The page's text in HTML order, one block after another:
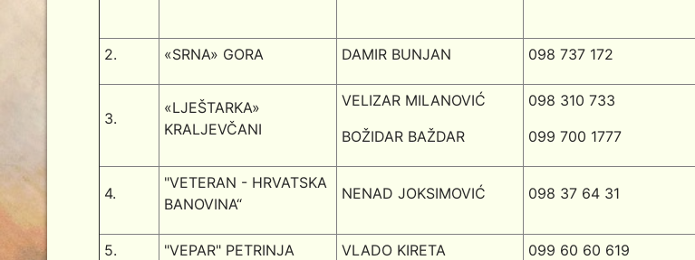
2. «SRNA» GORA DAMIR BUNJAN 098 737 172
3.
«LJEŠTARKA»
KRALJEVČANI
VELIZAR MILANOVIĆ
BOŽIDAR BAŽDAR
098 310 733
099 700 1777
4.
"VETERAN - HRVATSKA
BANOVINA“
NENAD JOKSIMOVIĆ 098 37 64 31
5. "VEPAR" PETRINJA VLADO KIRETA 099 60 60 619